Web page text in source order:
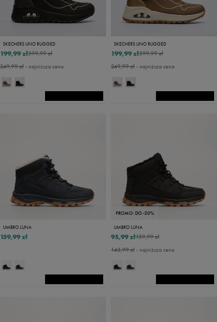
SKECHERS UNO RUGGED
399,99 zł
199,99 zł
249,99 zł- najniższa cena
SKECHERS UNO RUGGED
399,99 zł
199,99 zł
249,99 zł- najniższa cena
UMBRO LUNA
159,99 zł
PROMO: DO -30%
UMBRO LUNA
159,99 zł
95,99 zł
143,99 zł- najniższa cena